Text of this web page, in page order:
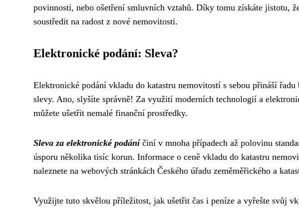
povinnosti, nebo ošetření smluvních vztahů. Díky tomu získáte jistotu,
soustředit na radost z nové nemovitosti.
Elektronické podání: Sleva?
Elektronické podání vkladu do katastru nemovitostí s sebou přináší
slevy. Ano, slyšíte správně! Za využití moderních technologií a
můžete ušetřit nemalé finanční prostředky.
Sleva za elektronické podáníčiní v mnoha případech až polovinu
úsporu několika tisíc korun. Informace o ceně vkladu do katastru
naleznete na webových stránkách Českého úřadu zeměměřického a
Využijte tuto skvělou příležitost, jak ušetřit čas i peníze a vyřešte svůj